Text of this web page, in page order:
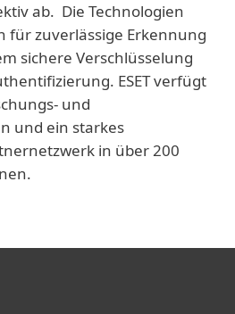
ab. Die Technologien
für zuverlässige Erkennung
sichere Verschlüsselung
ESET verfügt
und
und ein starkes
in über 200